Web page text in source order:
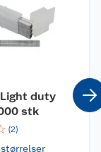
duty
stk
(2)
størrelser